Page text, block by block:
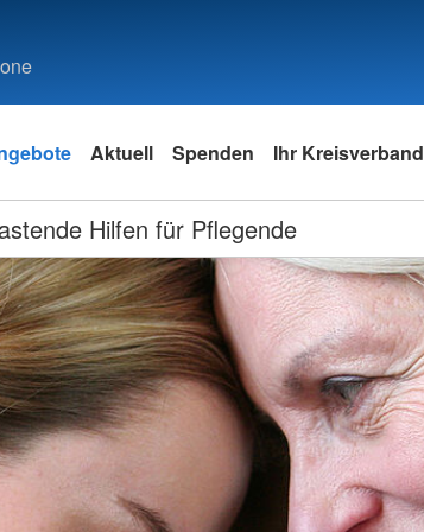
Aktuell Spenden Ihr Kreisverband
Hilfen für Pflegende